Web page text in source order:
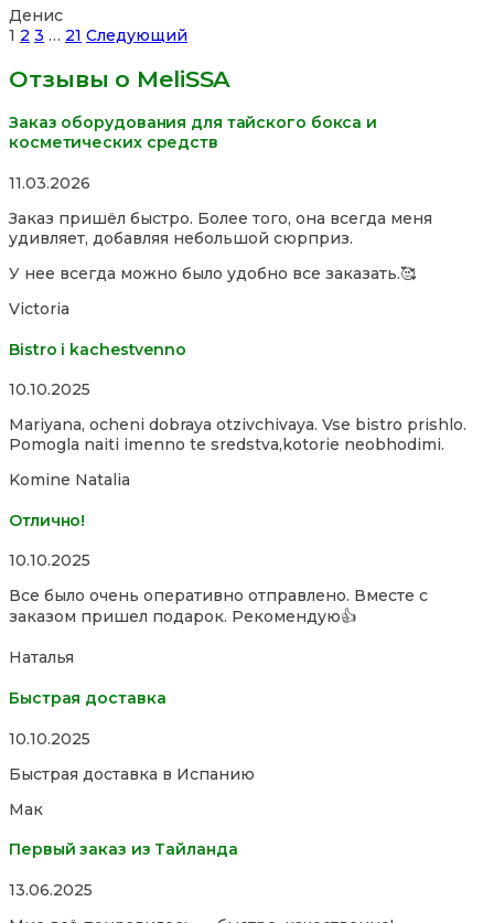
Денис
Site
Reviews
навигация
Страница
1 Страница
2 Страница
3 … Страница
21 Следующий
Отзывы о MeliSSA
Заказ оборудования для тайского бокса и
косметических средств
Rated
out
of
11.03.2026
Заказ пришёл быстро. Более того, она всегда меня
удивляет, добавляя небольшой сюрприз.
У нее всегда можно было удобно все заказать.🥰
Victoria
Bistro i kachestvenno
Rated
out
of
10.10.2025
Mariyana, ocheni dobraya otzivchivaya. Vse bistro prishlo.
Pomogla naiti imenno te sredstva,kotorie neobhodimi.
Komine Natalia
Отлично!
Rated
out
of
10.10.2025
Все было очень оперативно отправлено. Вместе с
заказом пришел подарок. Рекомендую👍
Наталья
Быстрая доставка
Rated
out
5
10.10.2025
Быстрая доставка в Испанию
Мак
Первый заказ из Тайланда
Rated
13.06.2025